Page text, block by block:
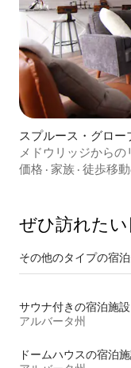
スプルース・グロー
メドウリッジからの
価格 · 家族 · 徒歩移
ぜひ訪⁠れ⁠た⁠
その他のタ⁠イ⁠プ⁠の宿⁠
サウナ付きの宿泊施設
アルバータ州
ドームハウスの宿泊